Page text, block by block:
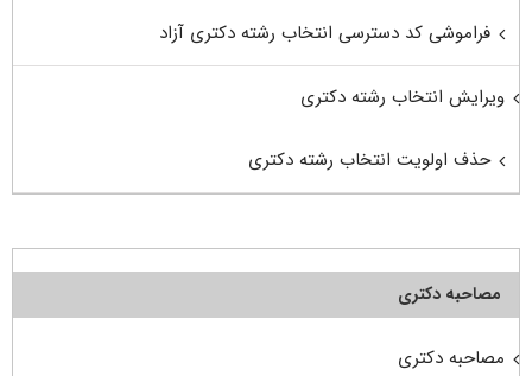
فراموشی کد دسترسی انتخاب رشته دکتری آزاد
ویرایش انتخاب رشته دکتری
حذف اولویت انتخاب رشته دکتری
مصاحبه دکتری
مصاحبه دکتری